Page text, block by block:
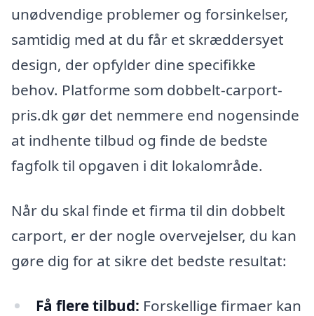
unødvendige problemer og forsinkelser,
samtidig med at du får et skræddersyet
design, der opfylder dine specifikke
behov. Platforme som dobbelt-carport-
pris.dk gør det nemmere end nogensinde
at indhente tilbud og finde de bedste
fagfolk til opgaven i dit lokalområde.
Når du skal finde et firma til din dobbelt
carport, er der nogle overvejelser, du kan
gøre dig for at sikre det bedste resultat:
Få flere tilbud: Forskellige firmaer kan